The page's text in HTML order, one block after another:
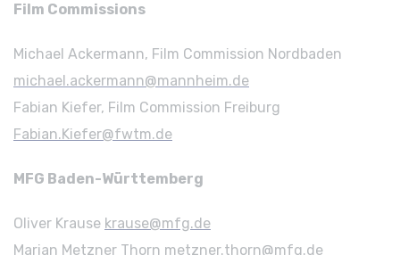
Film Commissions
Michael Ackermann, Film Commission Nordbaden
michael.ackermann@mannheim.de
Fabian Kiefer, Film Commission Freiburg
Fabian.Kiefer@fwtm.de
MFG Baden-Württemberg
Oliver Krause krause@mfg.de
Marian Metzner Thorn metzner.thorn@mfg.de